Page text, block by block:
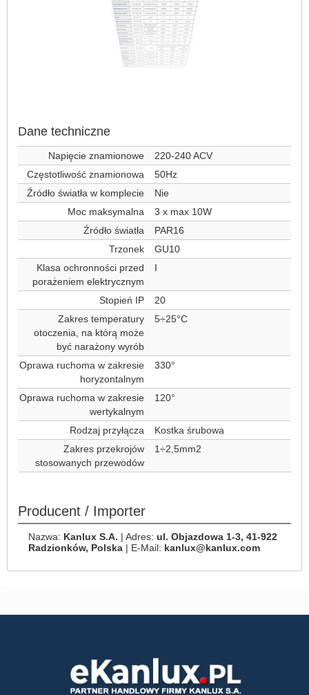
Dane techniczne
Napięcie znamionowe
220-240 ACV
Częstotliwość znamionowa
50Hz
Źródło światła w komplecie
Nie
Moc maksymalna
3 x max 10W
Źródło światła
PAR16
Trzonek
GU10
Klasa ochronności przed
porażeniem elektrycznym
I
Stopień IP
20
Zakres temperatury
otoczenia, na którą może
być narażony wyrób
5÷25°C
Oprawa ruchoma w zakresie
horyzontalnym
330°
Oprawa ruchoma w zakresie
wertykalnym
120°
Rodzaj przyłącza
Kostka śrubowa
Zakres przekrojów
stosowanych przewodów
1÷2,5mm2
Producent / Importer
Nazwa: Kanlux S.A. | Adres: ul. Objazdowa 1-3, 41-922
Radzionków, Polska | E-Mail: kanlux@kanlux.com